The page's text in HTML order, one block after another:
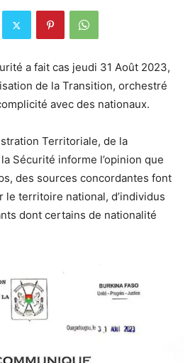
a fait cas jeudi 31 Août 2023,
de la Transition, orchestré
avec des nationaux.
Territoriale, de la
Sécurité informe l’opinion que
des sources concordantes font
le territoire national, d’individus
dont certains de nationalité